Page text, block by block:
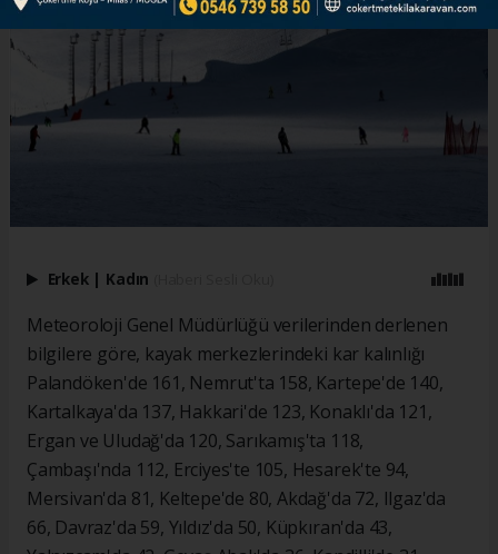
Erkek | Kadın
Meteoroloji Genel Müdürlüğü verilerinden derlenen
bilgilere göre, kayak merkezlerindeki kar kalınlığı
Palandöken'de 161, Nemrut'ta 158, Kartepe'de 140,
Kartalkaya'da 137, Hakkari'de 123, Konaklı'da 121,
Ergan ve Uludağ'da 120, Sarıkamış'ta 118,
Çambaşı'nda 112, Erciyes'te 105, Hesarek'te 94,
Mersivan'da 81, Keltepe'de 80, Akdağ'da 72, Ilgaz'da
66, Davraz'da 59, Yıldız'da 50, Küpkıran'da 43,